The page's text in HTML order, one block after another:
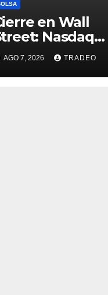
en Wall
Nasdaq
S&P 500
y Nasdaq
AGO 7, 2026 TRADEO